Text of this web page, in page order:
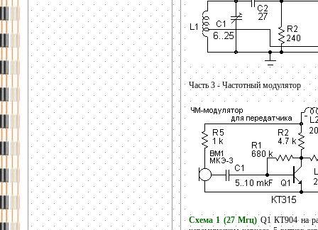
Часть 3 - Частотный модулятор
Схема 1 (27 Мгц) Q1 КТ904 на